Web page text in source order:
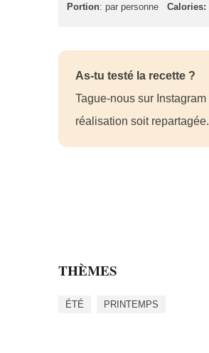
Portion: par personne Calories:
As-tu testé la recette ?
Tague-nous sur
réalisation soit repartagée.
THÈMES
ÉTÉ PRINTEMPS